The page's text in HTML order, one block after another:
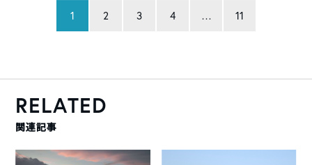
1 2 3 4 … 11
RELATED
関連記事